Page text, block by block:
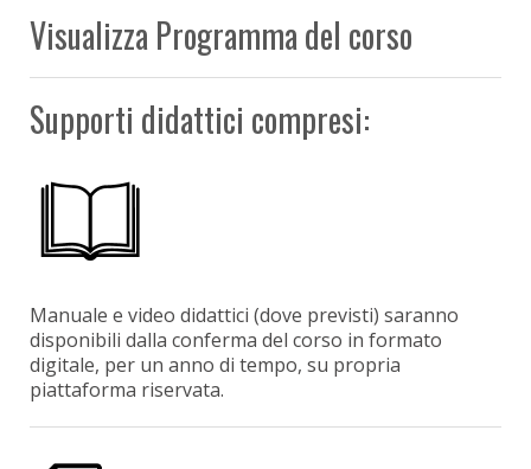
Visualizza Programma del corso
Supporti didattici compresi:
Manuale e video didattici (dove previsti) saranno
disponibili dalla conferma del corso in formato
digitale, per un anno di tempo, su propria
piattaforma riservata.